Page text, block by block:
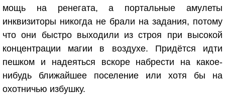
мощь на ренегата, а портальные амулеты
инквизиторы никогда не брали на задания, потому
что они быстро выходили из строя при высокой
концентрации магии в воздухе. Придётся идти
пешком и надеяться вскоре набрести на какое-
нибудь ближайшее поселение или хотя бы на
охотничью избушку.